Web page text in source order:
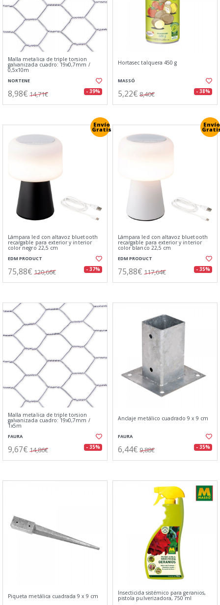
Malla metalica de triple torsion
galvanizada cuadro: 19x0,7mm /
0,5x10m
NORTENE
8,98€ 14,71€ - 39%
Hortasec talquera 450 g
MASSÓ
5,22€ 8,40€ - 38%
Envío
Gratis
Lámpara led con altavoz bluetooth
recargable para exterior y interior
color negro 22,5 cm
EDM PRODUCT
75,88€ 120,66€ - 37%
Envío
Lámpara led con altavoz bluetooth
recargable para exterior y interior
color blanco 22,5 cm
EDM PRODUCT
75,88€ 117,64€ - 35%
Malla metalica de triple torsion
galvanizada cuadro: 19x0,7mm /
1x5m
FAURA
9,67€ 14,86€ - 35%
Anclaje metálico cuadrado 9 x 9 cm
FAURA
6,44€ 9,88€ - 35%
Piqueta metálica cuadrada 9 x 9 cm Insecticida sistémico para geranios,
pistola pulverizadora, 750 ml